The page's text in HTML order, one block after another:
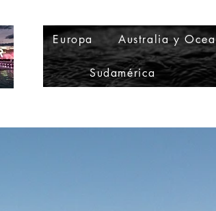
Europa Australia y
Sudamérica